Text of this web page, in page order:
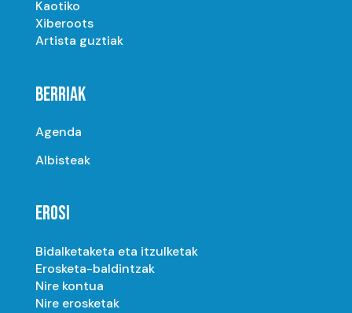
Kaotiko
Xiberoots
Artista guztiak
BERRIAK
Agenda
Albisteak
EROSI
Bidalketaketa eta itzulketak
Erosketa-baldintzak
Nire kontua
Nire erosketak